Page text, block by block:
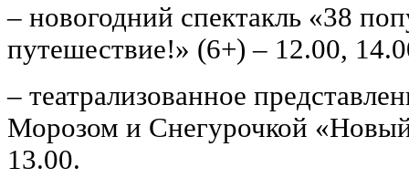
– новогодний спектакль «38
путешествие!» (6+) – 12.00,
– театрализованное
Морозом и Снегурочкой
13.00.